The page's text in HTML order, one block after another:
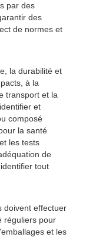
par des
des
de normes et
la durabilité et
à la
transport et la
et
composé
la santé
les tests
de
tout
doivent effectuer
réguliers pour
et les